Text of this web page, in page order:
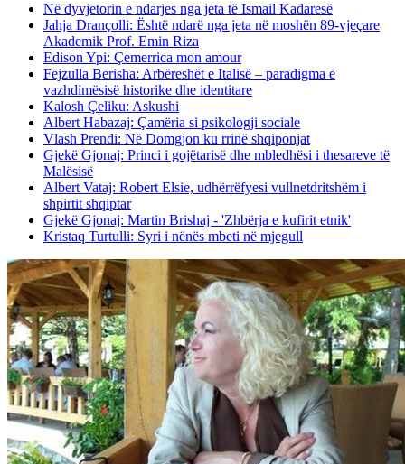
Në dyvjetorin e ndarjes nga jeta të Ismail Kadaresë
Jahja Drançolli: Është ndarë nga jeta në moshën 89-vjeçare
Akademik Prof. Emin Riza
Edison Ypi: Çemerrica mon amour
Fejzulla Berisha: Arbëreshët e Italisë – paradigma e
vazhdimësisë historike dhe identitare
Kalosh Çeliku: Askushi
Albert Habazaj: Çamëria si psikologji sociale
Vlash Prendi: Në Domgjon ku rrinë shqiponjat
Gjekë Gjonaj: Princi i gojëtarisë dhe mbledhësi i thesareve të
Malësisë
Albert Vataj: Robert Elsie, udhërrëfyesi vullnetdritshëm i
shpirtit shqiptar
Gjekë Gjonaj: Martin Brishaj - 'Zhbërja e kufirit etnik'
Kristaq Turtulli: Syri i nënës mbeti në mjegull